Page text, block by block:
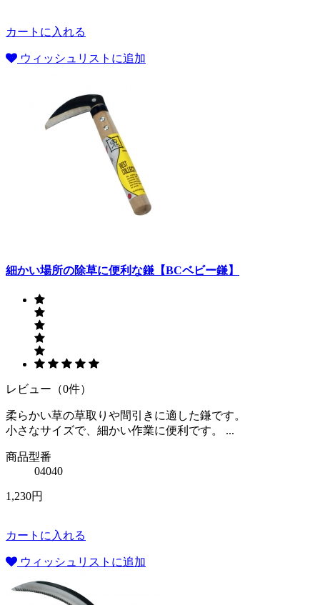
カートに入れる
ウィッシュリストに追加
細かい場所の除草に便利な鎌【BCベビー鎌】
レビュー（0件）
柔らかい草の草取りや間引きに適した鎌です。
小さなサイズで、細かい作業に便利です。 ...
商品型番
04040
1,230円
カートに入れる
ウィッシュリストに追加